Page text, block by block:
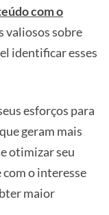
com o
valiosos sobre
identificar esses
esforços para
geram mais
otimizar seu
o interesse
maior